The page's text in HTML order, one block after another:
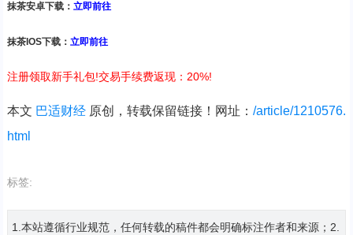
抹茶安卓下载： 立即前往
抹茶IOS下载： 立即前往
注册领取新手礼包!交易手续费返现：20%!
本文 巴适财经原创，转载保留链接！网址： /article/1210576.
html
标签:
1.本站遵循行业规范，任何转载的稿件都会明确标注作者和来源；2.